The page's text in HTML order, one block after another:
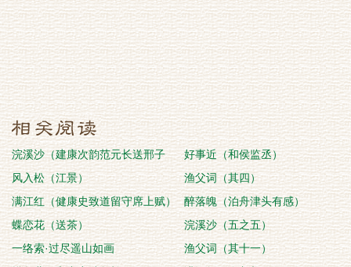
浣溪沙（建康次韵范元长送邢子
方）
好事近（和侯监丞）
风入松（江景）
渔父词（其四）
满江红（健康史致道留守席上赋）
醉落魄（泊舟津头有感）
蝶恋花（送茶）
浣溪沙（五之五）
一络索·过尽遥山如画
渔父词（其十一）